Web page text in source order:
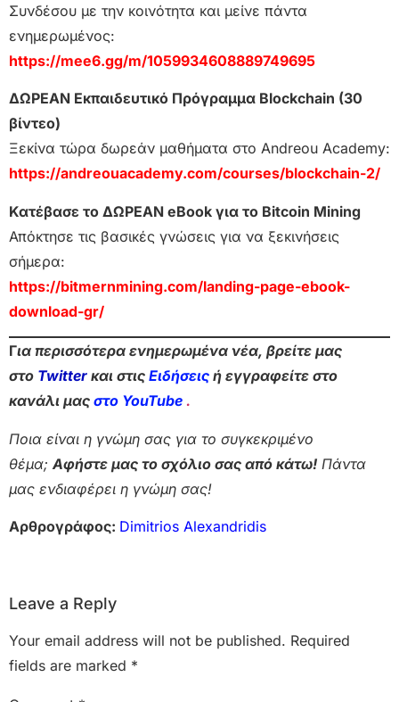
Συνδέσου με την κοινότητα και μείνε πάντα
ενημερωμένος:
https://mee6.gg/m/1059934608889749695
ΔΩΡΕΑΝ Εκπαιδευτικό Πρόγραμμα Blockchain (30
βίντεο)
Ξεκίνα τώρα δωρεάν μαθήματα στο Andreou Academy:
https://andreouacademy.com/courses/blockchain-2/
Κατέβασε το ΔΩΡΕΑΝ eBook για το Bitcoin Mining
Απόκτησε τις βασικές γνώσεις για να ξεκινήσεις
σήμερα:
https://bitmernmining.com/landing-page-ebook-
download-gr/
Για περισσότερα ενημερωμένα νέα, βρείτε μας
στο Twitter και στις Ειδήσεις ή εγγραφείτε στο
κανάλι μας στο YouTube .
Ποια είναι η γνώμη σας για το συγκεκριμένο
θέμα; Αφήστε μας το σχόλιο σας από κάτω! Πάντα
μας ενδιαφέρει η γνώμη σας!
Αρθρογράφος: Dimitrios Alexandridis
Leave a Reply
Your email address will not be published. Required
fields are marked *